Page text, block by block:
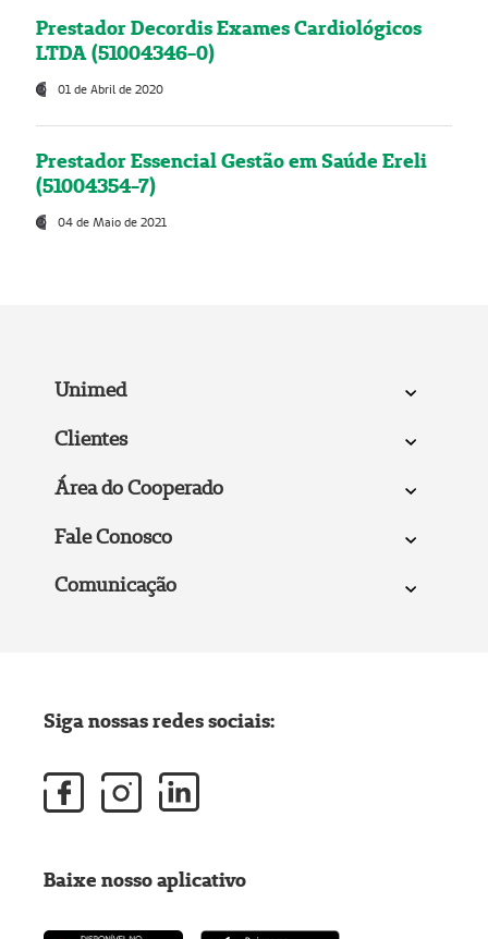
Prestador Decordis Exames Cardiológicos
LTDA (51004346-0)
01 de Abril de 2020
Prestador Essencial Gestão em Saúde Ereli
(51004354-7)
04 de Maio de 2021
Unimed
Clientes
Área do Cooperado
Fale Conosco
Comunicação
Siga nossas redes sociais:
Baixe nosso aplicativo